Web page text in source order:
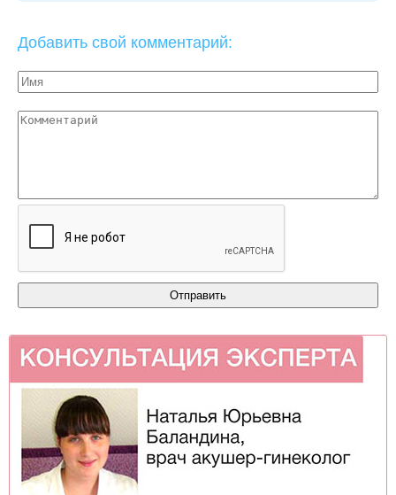
Добавить свой комментарий: